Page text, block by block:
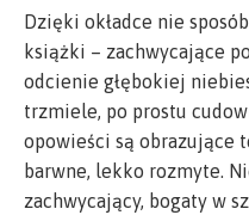
Dzięki okładce nie
książki – zachwycające
odcienie głębokiej
trzmiele, po prostu
opowieści są obrazujące
barwne, lekko rozmyte.
zachwycający, bogaty w